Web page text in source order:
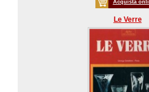
Acquista
Le Verre